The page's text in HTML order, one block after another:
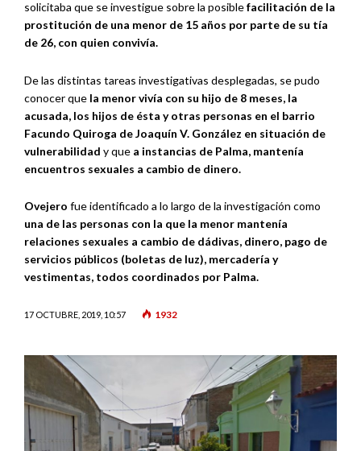
solicitaba que se investigue sobre la posiblefacilitación de la
prostitución de una menor de 15 años por parte de su tía
de 26, con quien convivía.
De las distintas tareas investigativas desplegadas, se pudo
conocer que la menor vivía con su hijo de 8 meses, la
acusada, los hijos de ésta y otras personas en el barrio
Facundo Quiroga de Joaquín V. González en situación de
vulnerabilidad y que a instancias de Palma, mantenía
encuentros sexuales a cambio de dinero.
Ovejero fue identificado a lo largo de la investigación como
una de las personas con la que la menor mantenía
relaciones sexuales a cambio de dádivas, dinero, pago de
servicios públicos (boletas de luz), mercadería y
vestimentas, todos coordinados por Palma.
17 OCTUBRE, 2019, 10:57 1932